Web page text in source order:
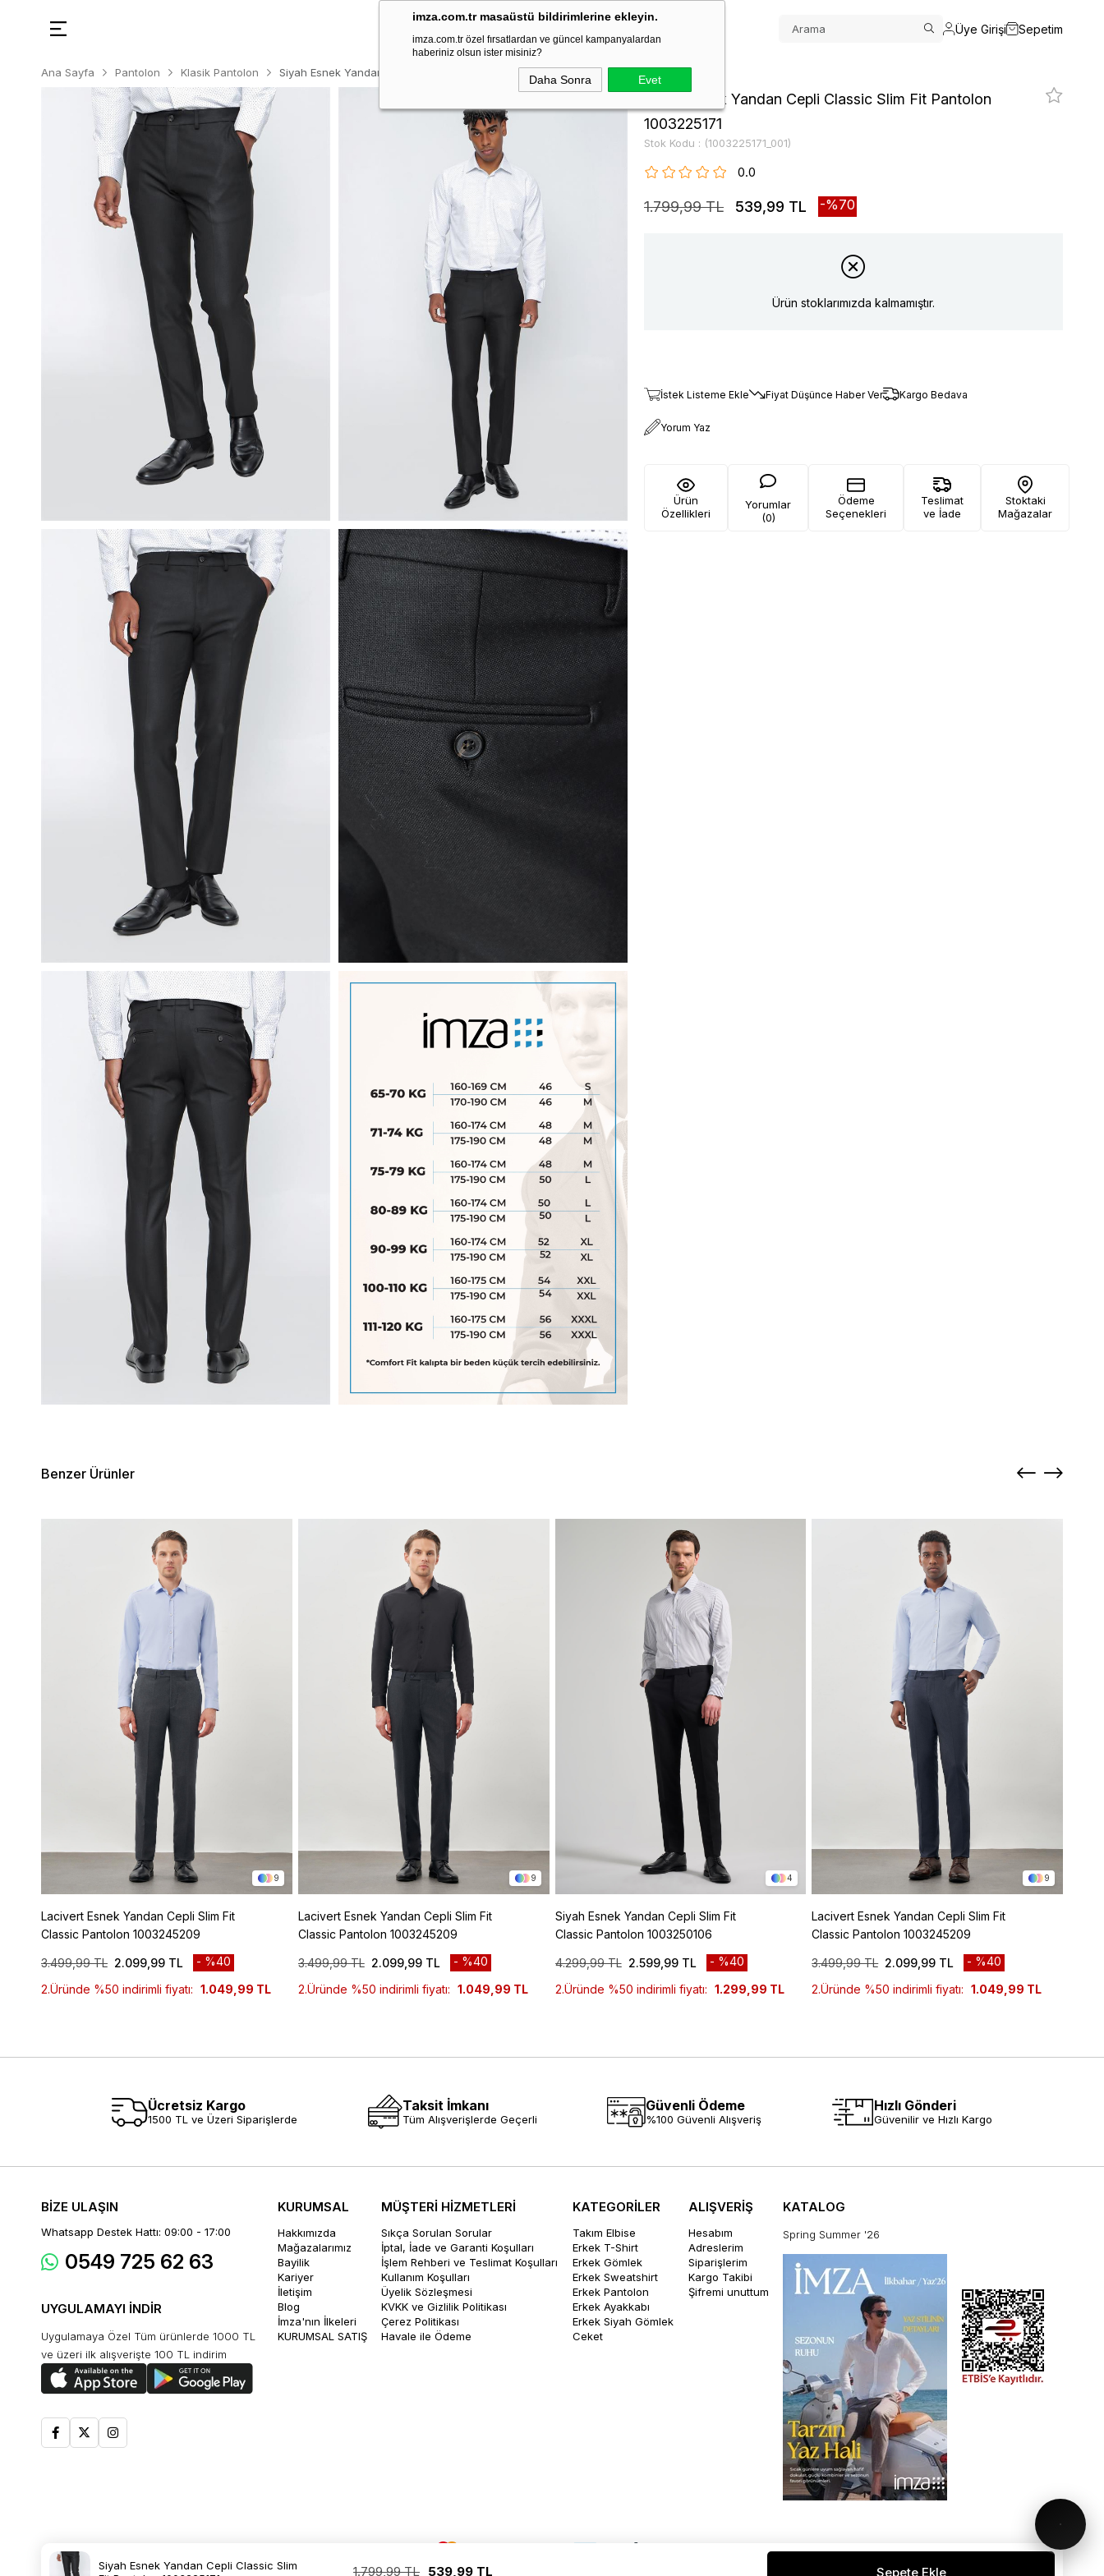
imza.com.tr masaüstü bildirimlerine ekleyin.
imza.com.tr özel fırsatlardan ve güncel kampanyalardan
haberiniz olsun ister misiniz?
Daha Sonra Evet
Üye Girişi Sepetim
Ana Sayfa Pantolon Klasik Pantolon Siyah Esnek Yandan Cepli Classic Slim Fit Pantolon 1003225171
Siyah Esnek Yandan Cepli Classic Slim Fit Pantolon
1003225171
Stok Kodu (1003225171_001)
0.0
1.799,99 TL 539,99 TL 70
Ürün stoklarımızda kalmamıştır.
İstek Listeme Ekle Fiyat Düşünce Haber Ver Kargo Bedava
Yorum Yaz
Ürün
Özellikleri
Yorumlar
(0)
Ödeme
Seçenekleri
Teslimat
ve İade
Stoktaki
Mağazalar
Benzer Ürünler
9
Lacivert Esnek Yandan Cepli Slim Fit
Classic Pantolon 1003245209
2.099,99 TL
3.499,99 TL
%40
2.Üründe %50 indirimli fiyatı: 1.049,99 TL
9
Lacivert Esnek Yandan Cepli Slim Fit
Classic Pantolon 1003245209
2.099,99 TL
3.499,99 TL
%40
2.Üründe %50 indirimli fiyatı: 1.049,99 TL
4
Siyah Esnek Yandan Cepli Slim Fit
Classic Pantolon 1003250106
2.599,99 TL
4.299,99 TL
%40
2.Üründe %50 indirimli fiyatı: 1.299,99 TL
9
Lacivert Esnek Yandan Cepli Slim Fit
Classic Pantolon 1003245209
2.099,99 TL
3.499,99 TL
%40
2.Üründe %50 indirimli fiyatı:
1.049,99 TL
Ücretsiz Kargo
1500 TL ve Üzeri Siparişlerde
Taksit İmkanı
Tüm Alışverişlerde Geçerli
Güvenli Ödeme
%100 Güvenli Alışveriş
Hızlı Gönderi
Güvenilir ve Hızlı Kargo
BİZE ULAŞIN
Whatsapp Destek Hattı: 09:00 - 17:00
0549 725 62 63
UYGULAMAYI İNDİR
Uygulamaya Özel Tüm ürünlerde 1000 TL
ve üzeri ilk alışverişte 100 TL indirim
KURUMSAL
Hakkımızda
Mağazalarımız
Bayilik
Kariyer
İletişim
Blog
İmza'nın İlkeleri
KURUMSAL SATIŞ
MÜŞTERİ HİZMETLERİ
Sıkça Sorulan Sorular
İptal, İade ve Garanti Koşulları
İşlem Rehberi ve Teslimat Koşulları
Kullanım Koşulları
Üyelik Sözleşmesi
KVKK ve Gizlilik Politikası
Çerez Politikası
Havale ile Ödeme
KATEGORİLER
Takım Elbise
Erkek T-Shirt
Erkek Gömlek
Erkek Sweatshirt
Erkek Pantolon
Erkek Ayakkabı
Erkek Siyah Gömlek
Ceket
ALIŞVERİŞ
Hesabım
Adreslerim
Siparişlerim
Kargo Takibi
Şifremi unuttum
KATALOG
Spring Summer '26
Siyah Esnek Yandan Cepli Classic Slim
1.799,99 TL 539,99 TL